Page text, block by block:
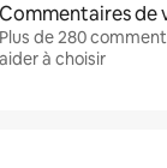
Commentaires de
Plus de 280
aider à choisir